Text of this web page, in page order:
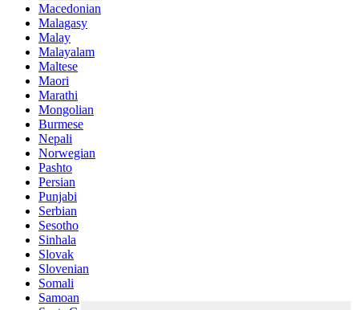
Macedonian
Malagasy
Malay
Malayalam
Maltese
Maori
Marathi
Mongolian
Burmese
Nepali
Norwegian
Pashto
Persian
Punjabi
Serbian
Sesotho
Sinhala
Slovak
Slovenian
Somali
Samoan